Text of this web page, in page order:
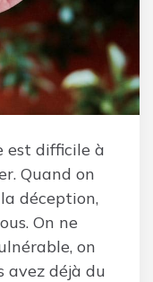
est difficile à
Quand on
déception,
On ne
on
avez déjà du